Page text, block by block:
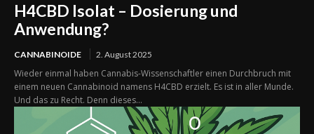
H4CBD Isolat – Dosierung und
Anwendung?
CANNABINOIDE 2. August 2025
Wieder einmal haben Cannabis-Wissenschaftler einen Durchbruch mit
einem neuen Cannabinoid namens H4CBD erzielt. Es ist in aller Munde.
Und das zu Recht. Denn dieses...